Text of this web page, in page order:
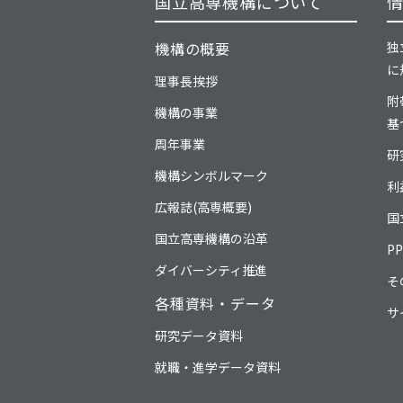
機構の概要
理事長挨拶
機構の事業
周年事業
機構シンボルマーク
広報誌(高専概要)
国立高専機構の沿革
ダイバーシティ推進
各種資料・データ
研究データ資料
就職・進学データ資料
独
基
研